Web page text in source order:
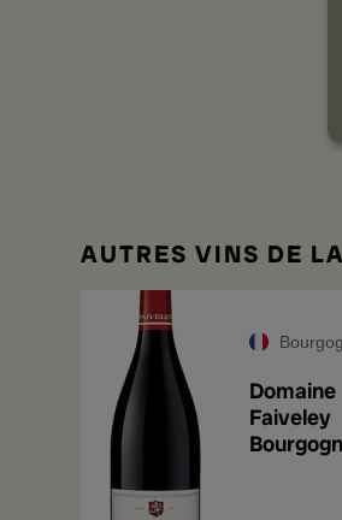
AUTRES VINS DE
Domaine
Faiveley